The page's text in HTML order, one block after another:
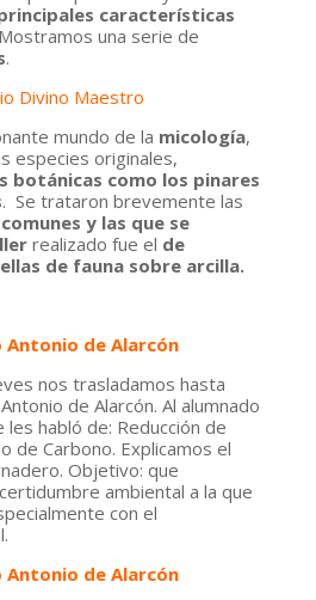
características
una serie de
.
Divino Maestro
mundo de la micología,
especies originales,
botánicas como los pinares
. Se trataron brevemente las
y las que se
realizado fue el de
de fauna sobre arcilla.
Antonio de Alarcón
nos trasladamos hasta
de Alarcón. Al alumnado
les habló de: Reducción de
de Carbono. Explicamos el
Objetivo: que
ambiental a la que
con el
.
Antonio de Alarcón